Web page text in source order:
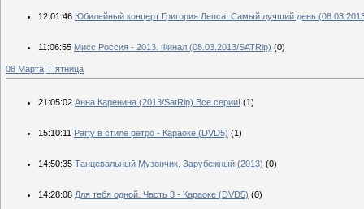
12:01:46 Юбилейный концерт Григория Лепса. Самый лучший день
11:06:55 Мисс Россия - 2013. Финал (08.03.2013/SATRip) (0)
08 Марта, Пятница
21:05:02 Анна Каренина (2013/SatRip) Все серии! (1)
15:10:11 Party в стиле ретро - Караоке (DVD5) (1)
14:50:35 Танцевальный Музончик. Зарубежный (2013) (0)
14:28:08 Для тебя одной. Часть 3 - Караоке (DVD5) (0)